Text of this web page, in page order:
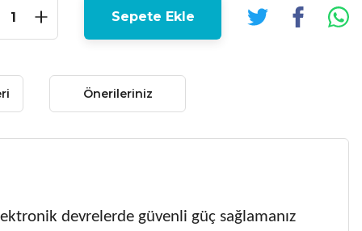
Sepete Ekle
Önerileriniz
devrelerde güvenli güç sağlamanız